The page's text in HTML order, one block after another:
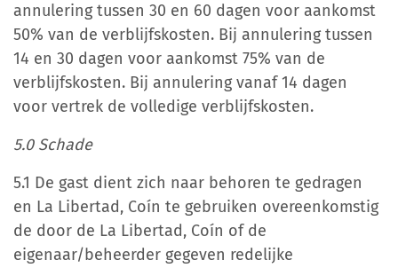
annulering tussen 30 en 60 dagen voor aankomst
50% van de verblijfskosten. Bij annulering tussen
14 en 30 dagen voor aankomst 75% van de
verblijfskosten. Bij annulering vanaf 14 dagen
voor vertrek de volledige verblijfskosten.
5.0 Schade
5.1 De gast dient zich naar behoren te gedragen
en La Libertad, Coín te gebruiken overeenkomstig
de door de La Libertad, Coín of de
eigenaar/beheerder gegeven redelijke